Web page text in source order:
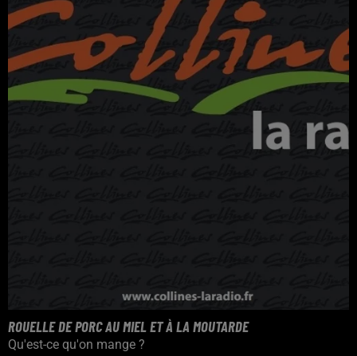
ROUELLE DE PORC AU MIEL ET À LA MOUTARDE
Qu'est-ce qu'on mange ?